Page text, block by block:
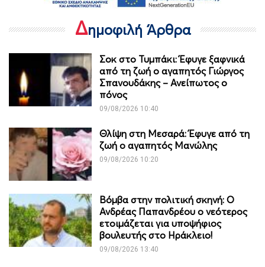
Δημοφιλή Άρθρα
Σοκ στο Τυμπάκι: Έφυγε ξαφνικά
από τη ζωή ο αγαπητός Γιώργος
Σπανουδάκης – Ανείπωτος ο
πόνος
09/08/2026 10:40
Θλίψη στη Μεσαρά: Έφυγε από τη
ζωή ο αγαπητός Μανώλης
09/08/2026 10:20
Βόμβα στην πολιτική σκηνή: Ο
Ανδρέας Παπανδρέου ο νεότερος
ετοιμάζεται για υποψήφιος
βουλευτής στο Ηράκλειο!
09/08/2026 13:40